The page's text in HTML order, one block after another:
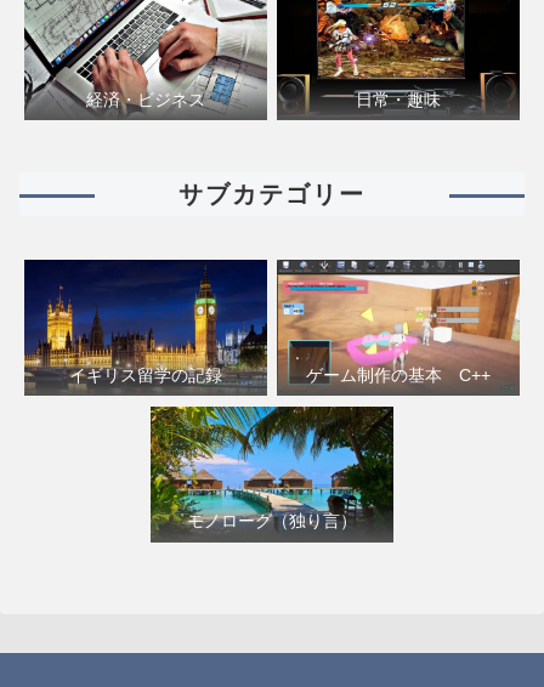
経済・ビジネス 日常・趣味
サブカテゴリー
イギリス留学の記録 ゲーム制作の基本 C++
モノローグ（独り言）